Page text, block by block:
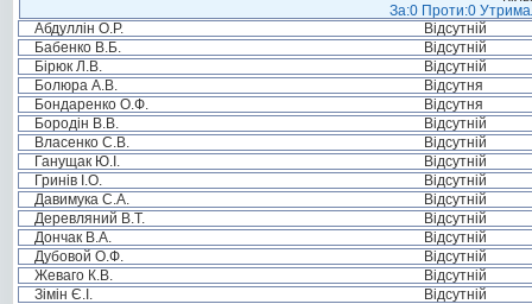
За:0 Проти:0
Абдуллін О.Р.
Відсутній
Бабенко В.Б.
Відсутній
Бірюк Л.В.
Відсутній
Болюра А.В.
Відсутня
Бондаренко О.Ф.
Відсутня
Бородін В.В.
Відсутній
Власенко С.В.
Відсутній
Ганущак Ю.І.
Відсутній
Гринів І.О.
Відсутній
Давимука С.А.
Відсутній
Деревляний В.Т.
Відсутній
Дончак В.А.
Відсутній
Дубовой О.Ф.
Відсутній
Жеваго К.В.
Відсутній
Зімін Є.І.
Відсутній